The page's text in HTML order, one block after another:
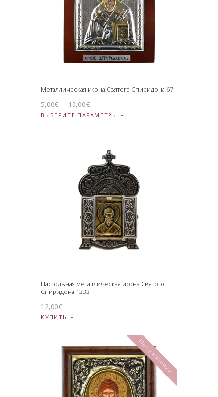
Металлическая икона Святого Спиридона 67
5,00€ – 10,00€
ВЫБЕРИТЕ ПАРАМЕТРЫ
Настольная металлическая икона Святого
Спиридона 1333
12,00€
КУПИТЬ
Нет в наличии